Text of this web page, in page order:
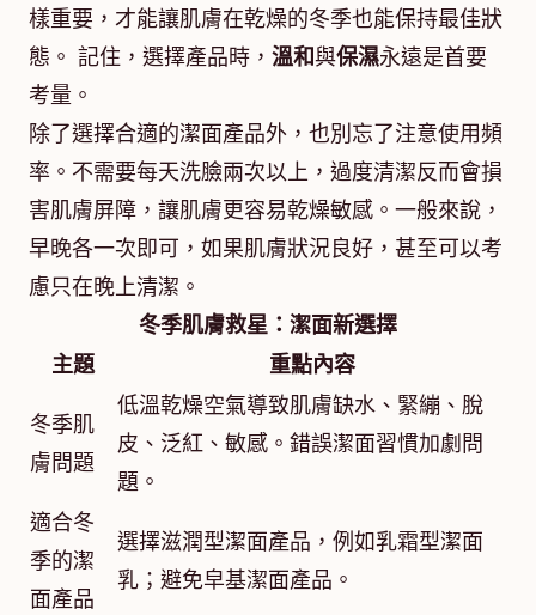
樣重要，才能讓肌膚在乾燥的冬季也能保持最佳狀
態。 記住，選擇產品時， 溫和與保濕永遠是首要
考量。
除了選擇合適的潔面產品外，也別忘了注意使用頻
率。不需要每天洗臉兩次以上，過度清潔反而會損
害肌膚屏障，讓肌膚更容易乾燥敏感。一般來說，
早晚各一次即可，如果肌膚狀況良好，甚至可以考
慮只在晚上清潔。
冬季肌膚救星：潔面新選擇
主題
重點內容
冬季肌
膚問題
低溫乾燥空氣導致肌膚缺水、緊繃、脫
皮、泛紅、敏感。錯誤潔面習慣加劇問
題。
適合冬
季的潔
面產品
選擇滋潤型潔面產品，例如乳霜型潔面
乳；避免皁基潔面產品。